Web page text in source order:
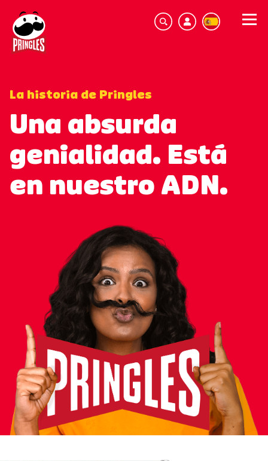
La historia de Pringles
Una absurda
genialidad. Está
en nuestro ADN.